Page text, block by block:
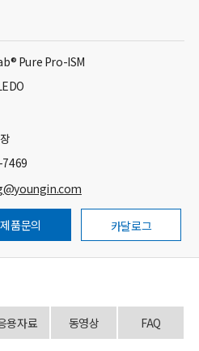
Pure Pro-ISM
제품문의 카달로그
용자료 동영상 FAQ